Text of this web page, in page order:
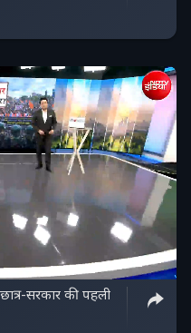
सरकार की पहली